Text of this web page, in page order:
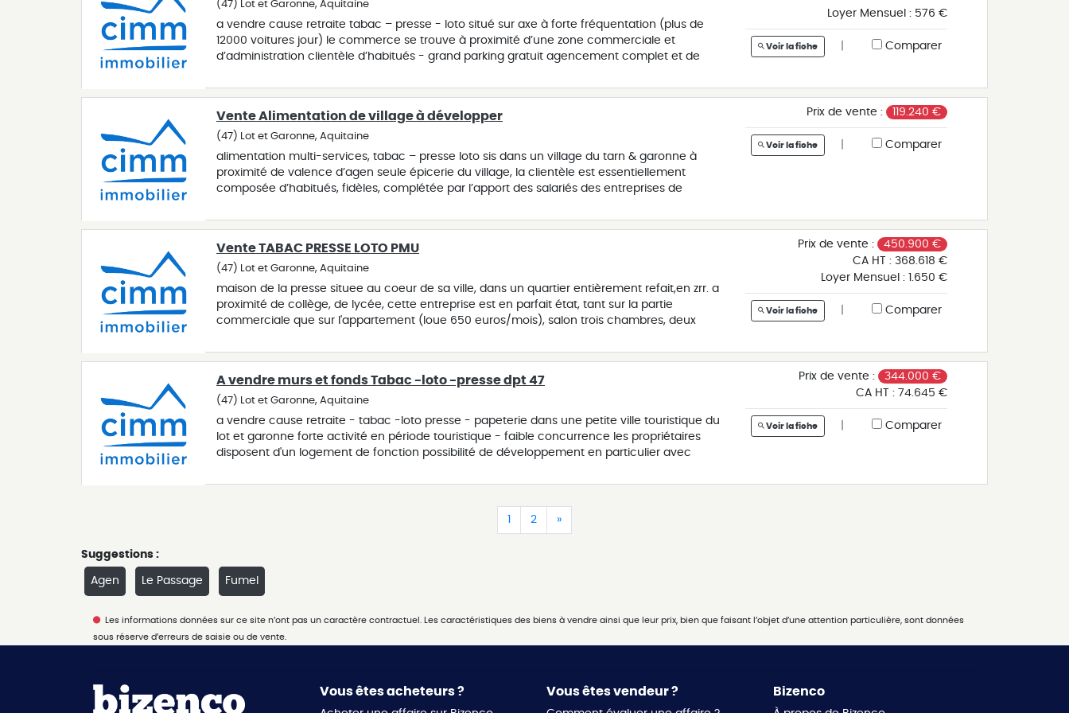
(47) Lot et Garonne, Aquitaine
a vendre cause retraite tabac – presse - loto situé sur axe à forte fréquentation (plus de
12000 voitures jour) le commerce se trouve à proximité d’une zone commerciale et
d’administration clientèle d’habitués - grand parking gratuit agencement complet et de
(gain de 2 à 3 semaines d’ouverture) bonne rentabilité – ebe supérieur à 80 000 € -pas de
précisez votre recherche ou vendre votre bien. nous vous communiquons toutes
informations complémentaires sur simple demande.
Loyer Mensuel : 576 €
Voir la fiche Comparer
Vente Alimentation de village à développer
(47) Lot et Garonne, Aquitaine
alimentation multi-services, tabac – presse loto sis dans un village du tarn & garonne à
proximité de valence d’agen seule épicerie du village, la clientèle est essentiellement
composée d’habitués, fidèles, complétée par l’apport des salariés des entreprises de
complète pouvant répondre à tous les besoins de la population locale : « un véritable super
sécurité réfection de façade récente grande capacité de développement avec en
particulier la possibilité de développer la restauration du midi. idéal pour un couple
souhaitant concilier qualité de vie et développement commercial contactez nous pour
précisez votre recherche ou vendre votre bien. nous vous communiquons toutes
informations complémentaires sur simple demande.
Prix de vente : 119.240 €
Voir la fiche Comparer
Vente TABAC PRESSE LOTO PMU
(47) Lot et Garonne, Aquitaine
maison de la presse situee au coeur de sa ville, dans un quartier entièrement refait,en zrr. a
proximité de collège, de lycée, cette entreprise est en parfait état, tant sur la partie
commerciale que sur l'appartement (loue 650 euros/mois), salon trois chambres, deux
141 000 €), avec fortes commissions. le contexte, le bâtiment, les chiffres devraient
nous pour précisez votre recherche ou vendre votre bien. nous vous communiquons
toutes informations complémentaires sur simple demande.
Prix de vente : 450.900 €
CA HT :368.618 €
Loyer Mensuel :1.650 €
Voir la fiche Comparer
A vendre murs et fonds Tabac -loto -presse dpt 47
(47) Lot et Garonne, Aquitaine
a vendre cause retraite - tabac -loto presse - papeterie dans une petite ville touristique du
lot et garonne forte activité en période touristique - faible concurrence les propriétaires
disposent d'un logement de fonction possibilité de développement en particulier avec
votre recherche ou vendre votre bien. nous vous communiquons toutes informations
Prix de vente : 344.000 €
CA HT :74.645 €
Voir la fiche Comparer
(current)
2(current)
»(current)
Suggestions :
Agen Le Passage Fumel
Les informations données sur ce site n’ont pas un caractère contractuel. Les caractéristiques des biens à vendre ainsi que leur prix, bien que faisant l’objet d’une attention particulière, sont données
sous réserve d’erreurs de saisie ou de vente.
Vous êtes acheteurs ? Vous êtes vendeur ? Bizenco